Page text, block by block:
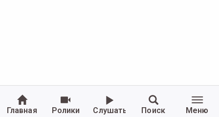
Главная Ролики Слушать Поиск Меню